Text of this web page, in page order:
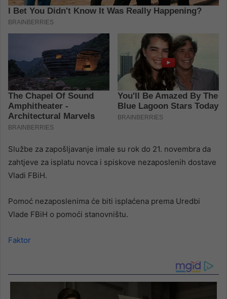
Službe za zapošljavanje imale su rok do 21. novembra da
zahtjeve za isplatu novca i spiskove nezaposlenih dostave
Vladi FBiH.
Pomoć nezaposlenima će biti isplaćena prema Uredbi
Vlade FBiH o pomoći stanovništu.
Faktor